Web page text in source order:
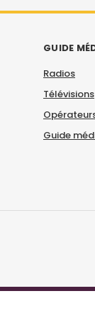
GUIDE
Radios
Télévisions
Guide